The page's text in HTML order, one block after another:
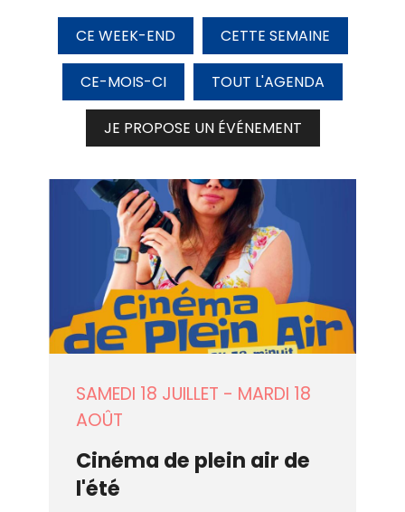
CE WEEK-END CETTE SEMAINE
CE-MOIS-CI TOUT L'AGENDA
JE PROPOSE UN ÉVÉNEMENT
SAMEDI 18 JUILLET - MARDI 18
AOÛT
Cinéma de plein air de
l'été
VENDREDI 21 AOÛT-SAMEDI 22
AOÛT
Cinéma de plein air de
l'été